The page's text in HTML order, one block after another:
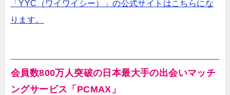
「YYC（ワイワイシー）」の公式サイトはこちらにな
ります。
会員数800万人突破の日本最大手の出会いマッチ
ングサービス「PCMAX」